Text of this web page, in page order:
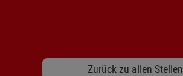
Zurück zu allen Stellen